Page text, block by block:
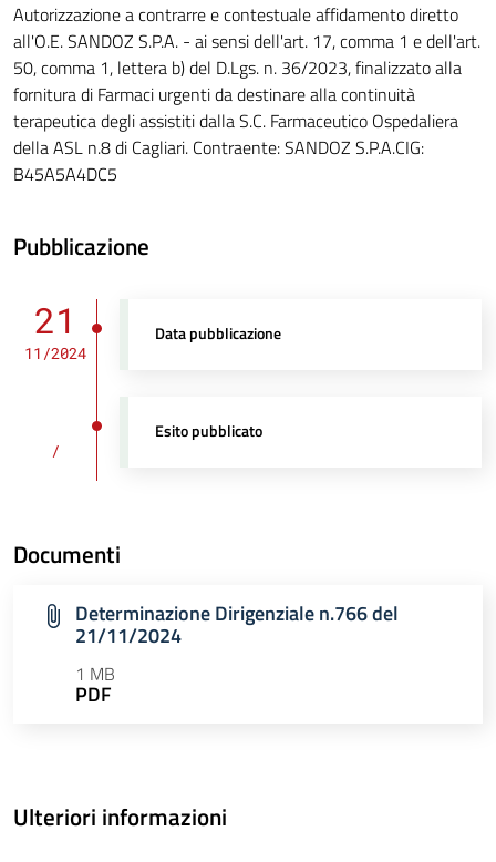
Autorizzazione a contrarre e contestuale affidamento diretto
all'O.E. SANDOZ S.P.A. - ai sensi dell'art. 17, comma 1 e dell'art.
50, comma 1, lettera b) del D.Lgs. n. 36/2023, finalizzato alla
fornitura di Farmaci urgenti da destinare alla continuità
terapeutica degli assistiti dalla S.C. Farmaceutico Ospedaliera
della ASL n.8 di Cagliari. Contraente: SANDOZ S.P.A.CIG:
B45A5A4DC5
Pubblicazione
21
11/2024
Data pubblicazione
/
Esito pubblicato
Documenti
Determinazione Dirigenziale n.766 del
21/11/2024
1 MB
PDF
Ulteriori informazioni